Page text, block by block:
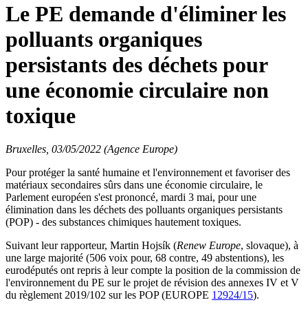
Le PE demande d'éliminer les
polluants organiques
persistants des déchets pour
une économie circulaire non
toxique
Bruxelles, 03/05/2022 (Agence Europe)
Pour protéger la santé humaine et l'environnement et favoriser des
matériaux secondaires sûrs dans une économie circulaire, le
Parlement européen s'est prononcé, mardi 3 mai, pour une
élimination dans les déchets des polluants organiques persistants
(POP) - des substances chimiques hautement toxiques.
Suivant leur rapporteur, Martin Hojsík (Renew Europe, slovaque), à
une large majorité (506 voix pour, 68 contre, 49 abstentions), les
eurodéputés ont repris à leur compte la position de la commission de
l'environnement du PE sur le projet de révision des annexes IV et V
du règlement 2019/102 sur les POP (EUROPE 12924/15).